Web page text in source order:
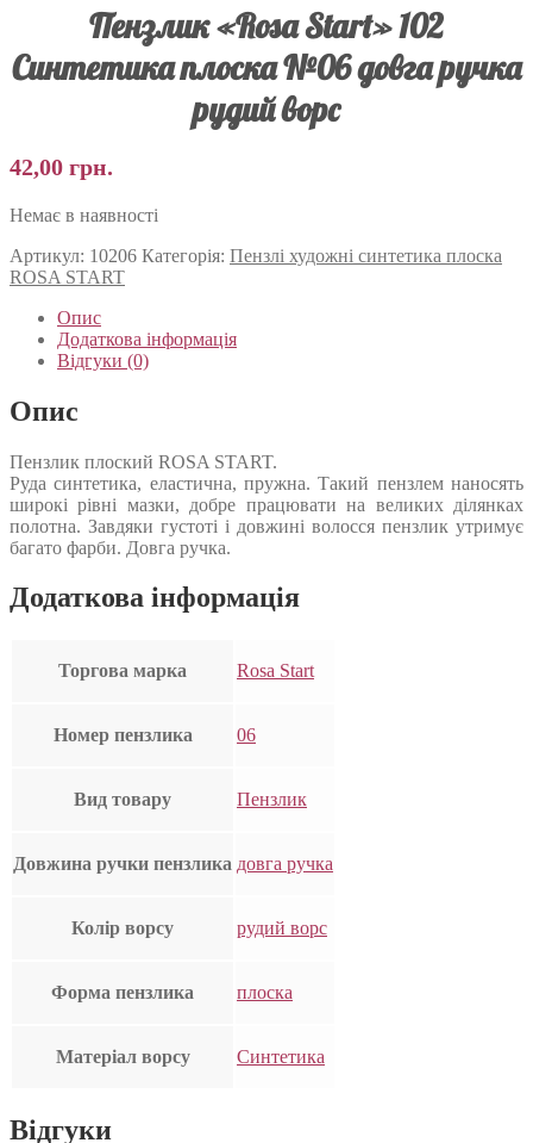
Пензлик «Rosa Start» 102
Синтетика плоска №06 довга ручка
рудий ворс
42,00 грн.
Немає в наявності
Артикул: 10206 Категорія: Пензлі художні синтетика плоска
ROSA START
Опис
Додаткова інформація
Відгуки (0)
Опис
Пензлик плоский ROSA START.
Руда синтетика, еластична, пружна. Такий пензлем наносять
широкі рівні мазки, добре працювати на великих ділянках
полотна. Завдяки густоті і довжині волосся пензлик утримує
багато фарби. Довга ручка.
Додаткова інформація
Торгова марка Rosa Start
Номер пензлика 06
Вид товару Пензлик
Довжина ручки пензлика довга ручка
Колір ворсу рудий ворс
Форма пензлика плоска
Матеріал ворсу Синтетика
Відгуки